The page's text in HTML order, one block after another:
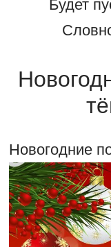
Будет
Новогодние